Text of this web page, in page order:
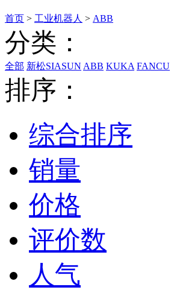
首页 > 工业机器人 > ABB
分类：
全部 新松SIASUN ABB KUKA FANCU
排序：
综合排序
销量
价格
评价数
人气